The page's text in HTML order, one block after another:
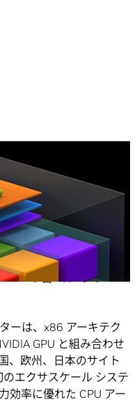
の各コンテナー
ーは、x86 アーキテク
GPU と組み合わせ
、欧州、日本のサイト
エクサスケール システ
効率に優れた CPU アー